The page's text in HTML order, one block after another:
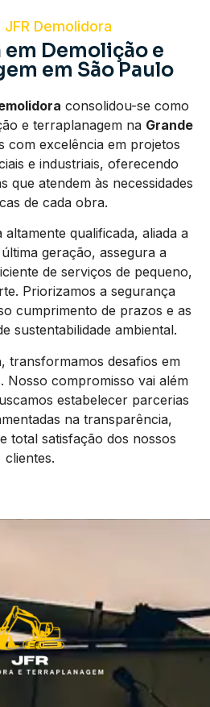
Demolidora
em Demolição e
em São Paulo
consolidou-se como
e terraplanagem na Grande
com excelência em projetos
e industriais, oferecendo
que atendem às necessidades
de cada obra.
qualificada, aliada a
geração, assegura a
de serviços de pequeno,
Priorizamos a segurança
cumprimento de prazos e as
sustentabilidade ambiental.
, transformamos desafios em
Nosso compromisso vai além
estabelecer parcerias
na transparência,
total satisfação dos nossos
clientes.